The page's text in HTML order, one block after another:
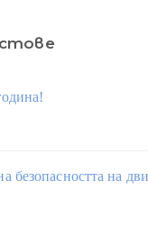
безопасността на